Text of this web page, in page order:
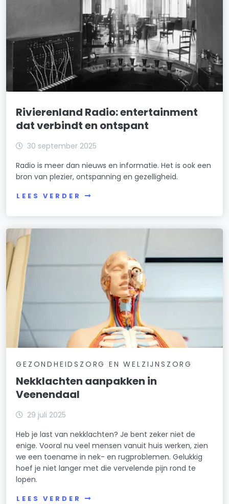
Rivierenland Radio: entertainment
dat verbindt en ontspant
30 september 2025
Radio is meer dan nieuws en informatie. Het is ook een
bron van plezier, ontspanning en gezelligheid.
LEES VERDER
GEZONDHEIDSZORG EN WELZIJNSZORG
Nekklachten aanpakken in
Veenendaal
29 juli 2025
Heb je last van nekklachten? Je bent zeker niet de
enige. Vooral nu veel mensen vanuit huis werken, zien
we een toename in nek- en rugproblemen. Gelukkig
hoef je niet langer met die vervelende pijn rond te
lopen.
LEES VERDER